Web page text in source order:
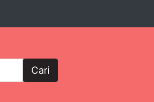
Cari